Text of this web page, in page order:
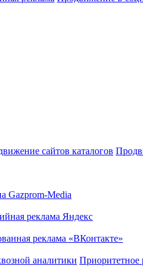
сайтов каталогов
Gazprom-Media
реклама Яндекс
реклама «ВКонтакте»
аналитики Приоритетное